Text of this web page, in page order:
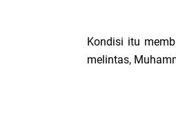
Kondisi itu
melintas,